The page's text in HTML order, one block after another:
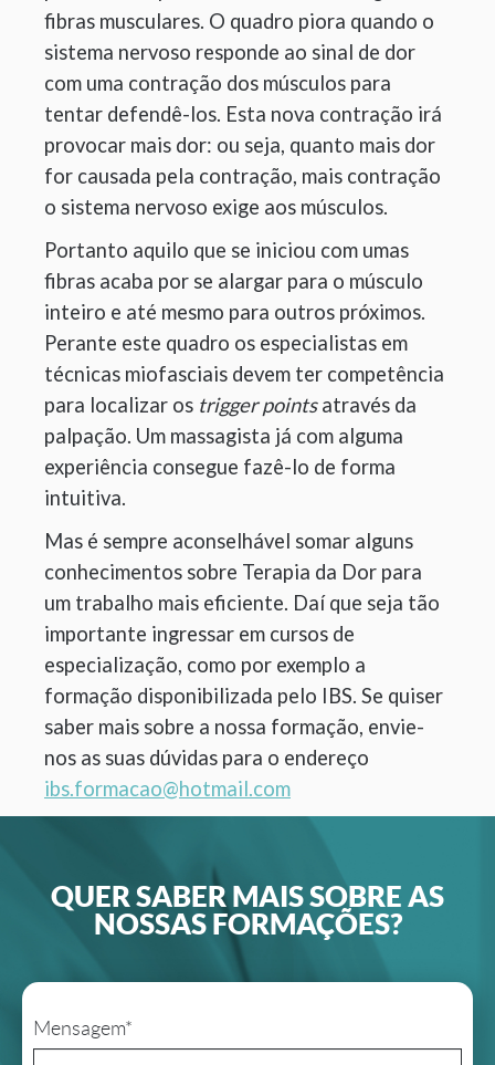
fibras musculares. O quadro piora quando o
sistema nervoso responde ao sinal de dor
com uma contração dos músculos para
tentar defendê-los. Esta nova contração irá
provocar mais dor: ou seja, quanto mais dor
for causada pela contração, mais contração
o sistema nervoso exige aos músculos.
Portanto aquilo que se iniciou com umas
fibras acaba por se alargar para o músculo
inteiro e até mesmo para outros próximos.
Perante este quadro os especialistas em
técnicas miofasciais devem ter competência
para localizar os trigger pointsatravés da
palpação. Um massagista já com alguma
experiência consegue fazê-lo de forma
intuitiva.
Mas é sempre aconselhável somar alguns
conhecimentos sobre Terapia da Dor para
um trabalho mais eficiente. Daí que seja tão
importante ingressar em cursos de
especialização, como por exemplo a
formação disponibilizada pelo IBS. Se quiser
saber mais sobre a nossa formação, envie-
nos as suas dúvidas para o endereço
ibs.formacao@hotmail.com
QUER SABER MAIS SOBRE AS
NOSSAS FORMAÇÕES?
Mensagem*